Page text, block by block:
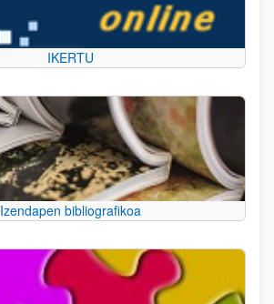
IKERTU
Izendapen bibliografikoa